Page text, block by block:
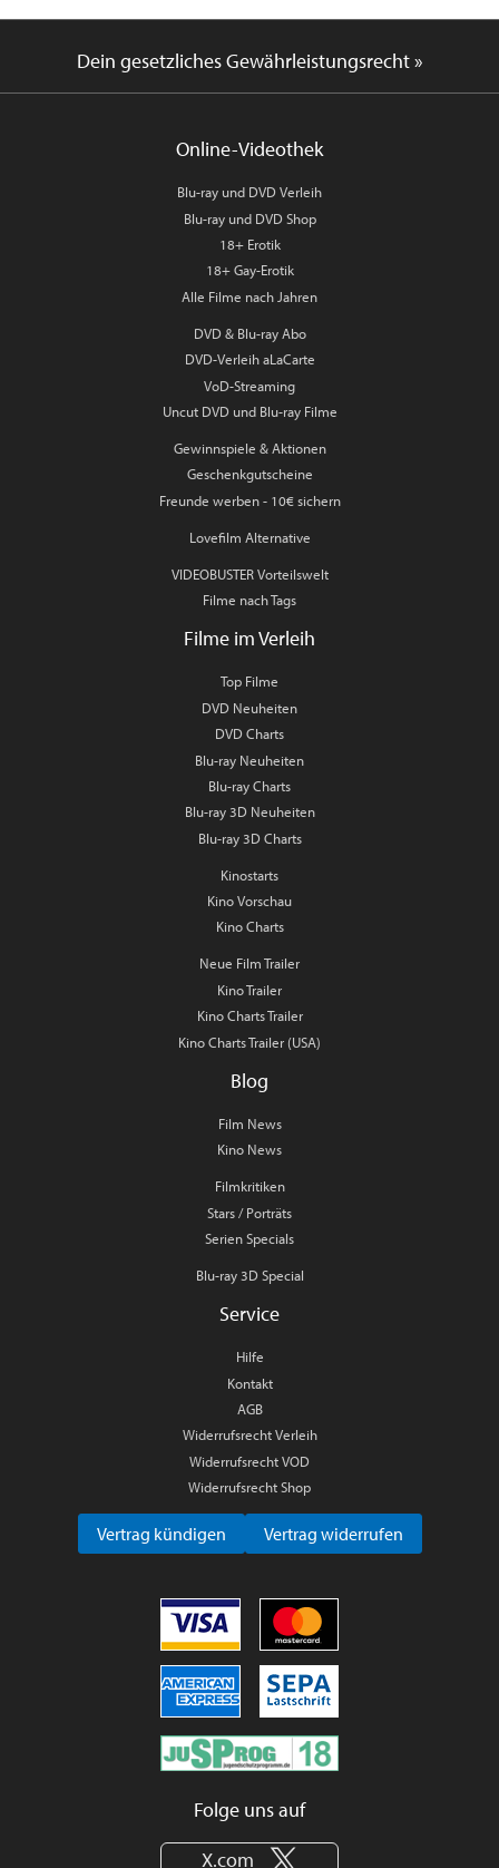
Dein gesetzliches Gewährleistungsrecht »
Online-Videothek
Blu-ray und DVD Verleih
Blu-ray und DVD Shop
18+ Erotik
18+ Gay-Erotik
Alle Filme nach Jahren
DVD & Blu-ray Abo
DVD-Verleih aLaCarte
VoD-Streaming
Uncut DVD und Blu-ray Filme
Gewinnspiele & Aktionen
Geschenkgutscheine
Freunde werben - 10€ sichern
Lovefilm Alternative
VIDEOBUSTER Vorteilswelt
Filme nach Tags
Filme im Verleih
Top Filme
DVD Neuheiten
DVD Charts
Blu-ray Neuheiten
Blu-ray Charts
Blu-ray 3D Neuheiten
Blu-ray 3D Charts
Kinostarts
Kino Vorschau
Kino Charts
Neue Film Trailer
Kino Trailer
Kino Charts Trailer
Kino Charts Trailer (USA)
Blog
Film News
Kino News
Filmkritiken
Stars / Porträts
Serien Specials
Blu-ray 3D Special
Service
Hilfe
Kontakt
AGB
Widerrufsrecht Verleih
Widerrufsrecht VOD
Widerrufsrecht Shop
Vertrag kündigen Vertrag widerrufen
Folge uns auf
X.com